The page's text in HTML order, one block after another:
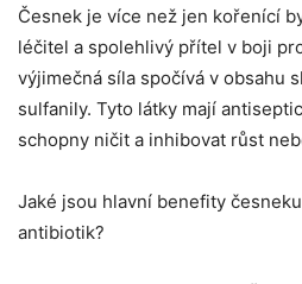
Česnek ​je více než jen kořenící
léčitel ⁤a spolehlivý přítel ⁤v ⁣boji
výjimečná síla⁢ spočívá v obsahu
sulfanily. Tyto látky mají
schopny ničit ⁣a inhibovat růst‌
Jaké jsou hlavní‍ benefity
antibiotik?